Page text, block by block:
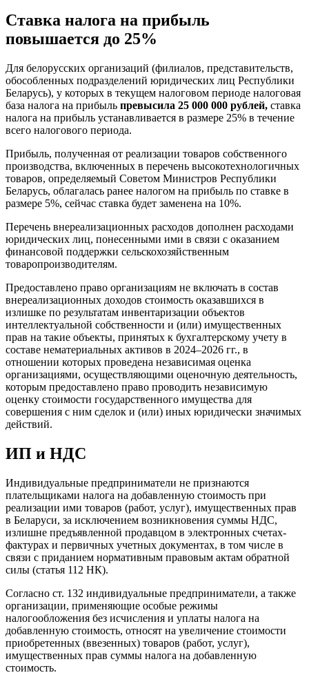
Ставка налога на прибыль
повышается до 25%
Для белорусских организаций (филиалов, представительств,
обособленных подразделений юридических лиц Республики
Беларусь), у которых в текущем налоговом периоде налоговая
база налога на прибыль превысила 25 000 000 рублей, ставка
налога на прибыль устанавливается в размере 25% в течение
всего налогового периода.
Прибыль, полученная от реализации товаров собственного
производства, включенных в перечень высокотехнологичных
товаров, определяемый Советом Министров Республики
Беларусь, облагалась ранее налогом на прибыль по ставке в
размере 5%, сейчас ставка будет заменена на 10%.
Перечень внереализационных расходов дополнен расходами
юридических лиц, понесенными ими в связи с оказанием
финансовой поддержки сельскохозяйственным
товаропроизводителям.
Предоставлено право организациям не включать в состав
внереализационных доходов стоимость оказавшихся в
излишке по результатам инвентаризации объектов
интеллектуальной собственности и (или) имущественных
прав на такие объекты, принятых к бухгалтерскому учету в
составе нематериальных активов в 2024–2026 гг., в
отношении которых проведена независимая оценка
организациями, осуществляющими оценочную деятельность,
которым предоставлено право проводить независимую
оценку стоимости государственного имущества для
совершения с ним сделок и (или) иных юридически значимых
действий.
ИП и НДС
Индивидуальные предприниматели не признаются
плательщиками налога на добавленную стоимость при
реализации ими товаров (работ, услуг), имущественных прав
в Беларуси, за исключением возникновения суммы НДС,
излишне предъявленной продавцом в электронных счетах-
фактурах и первичных учетных документах, в том числе в
связи с приданием нормативным правовым актам обратной
силы (статья 112 НК).
Согласно ст. 132 индивидуальные предприниматели, а также
организации, применяющие особые режимы
налогообложения без исчисления и уплаты налога на
добавленную стоимость, относят на увеличение стоимости
приобретенных (ввезенных) товаров (работ, услуг),
имущественных прав суммы налога на добавленную
стоимость.